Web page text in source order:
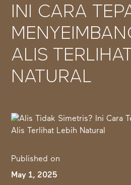
INI CARA
ALIS
NATURAL
Published on
May 1, 2025